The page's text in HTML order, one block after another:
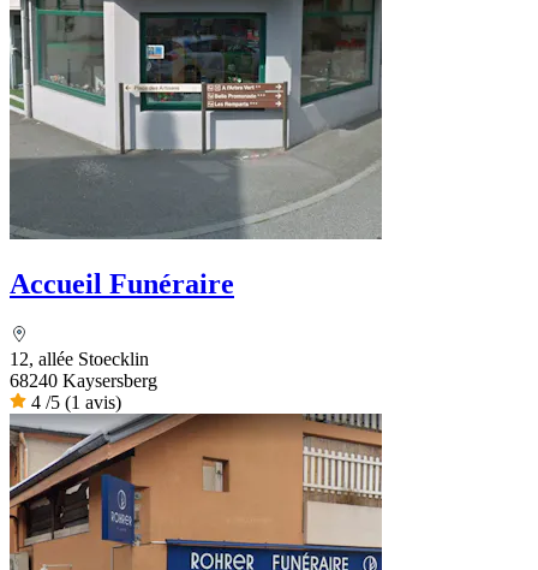
Accueil Funéraire
12, allée Stoecklin
68240 Kaysersberg
4 /5 (1 avis)